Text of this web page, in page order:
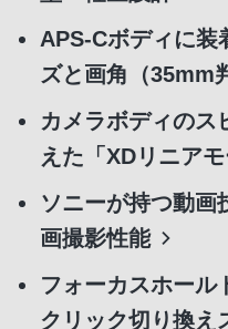
APS-Cボディに装
ズと画角（35mm
カメラボディのス
えた「XDリニア
ソニーが持つ動画
画撮影性能
フォーカスホール
クリック切り換え